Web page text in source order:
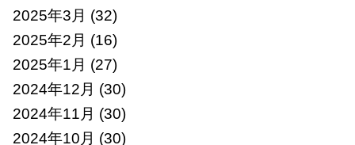
2025年3月 (32)
2025年2月 (16)
2025年1月 (27)
2024年12月 (30)
2024年11月 (30)
2024年10月 (30)